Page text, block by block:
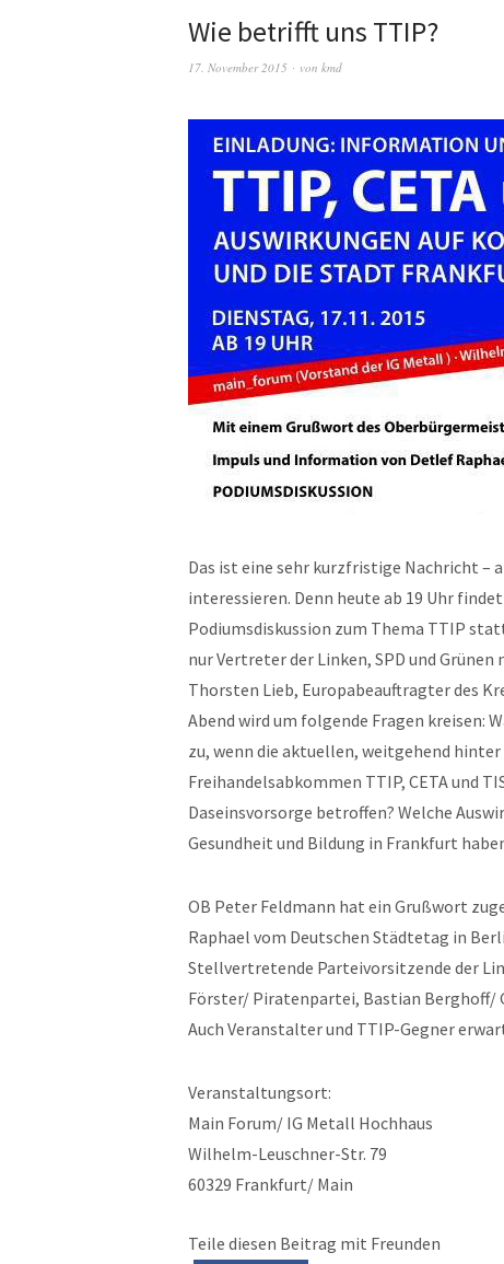
Wie betrifft uns TTIP?
17. November 2015 von kmd
Das ist eine sehr kurzfristige Nachricht –
interessieren. Denn heute ab 19 Uhr
Podiumsdiskussion zum Thema TTIP
nur Vertreter der Linken, SPD und
Thorsten Lieb, Europabeauftragter des
Abend wird um folgende Fragen kreisen:
zu, wenn die aktuellen, weitgehend
Freihandelsabkommen TTIP, CETA und
Daseinsvorsorge betroffen? Welche
Gesundheit und Bildung in Frankfurt
OB Peter Feldmann hat ein Grußwort
Raphael vom Deutschen Städtetag in
Stellvertretende Parteivorsitzende der
Förster/ Piratenpartei, Bastian Berghoff/
Auch Veranstalter und TTIP-Gegner
Veranstaltungsort:
Main Forum/ IG Metall Hochhaus
Wilhelm-Leuschner-Str. 79
60329 Frankfurt/ Main
Teile diesen Beitrag mit Freunden